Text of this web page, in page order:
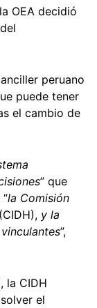
OEA decidió
peruano
puede tener
el cambio de
” que
la Comisión
(CIDH), y la
”,
la CIDH
el